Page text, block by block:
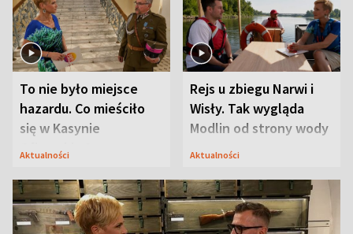
To nie było miejsce
hazardu. Co mieściło
się w Kasynie
Oficerskim?
Aktualności
Rejs u zbiegu Narwi i
Wisły. Tak wygląda
Modlin od strony wody
Aktualności